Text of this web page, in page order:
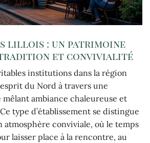
lillois : un patrimoine
et convivialité
institutions dans la région
du Nord à travers une
ambiance chaleureuse et
type d’établissement se distingue
atmosphère conviviale, où le temps
laisser place à la rencontre, au